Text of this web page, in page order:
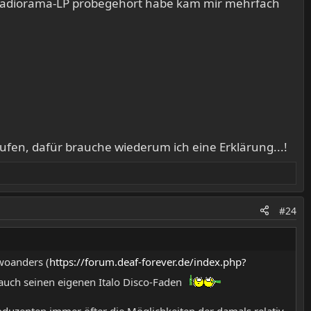
dafür brauche wiederum ich eine Erklärung...!
#24
(https://forum.deaf-forever.de/index.php?
seinen eigenen Italo Disco-Faden